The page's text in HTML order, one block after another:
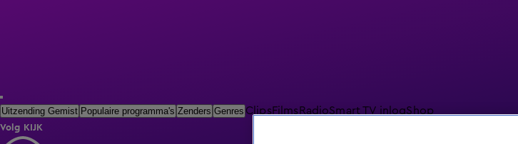
Uitzending Gemist Populaire programma's Zenders Genres ClipsFilms RadioSmart TV inlogShop
Volg KIJK